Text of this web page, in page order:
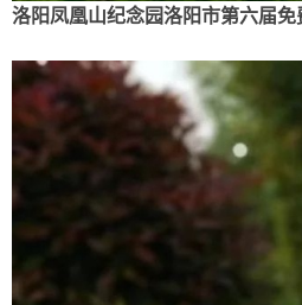
洛阳凤凰山纪念园洛阳市第六届